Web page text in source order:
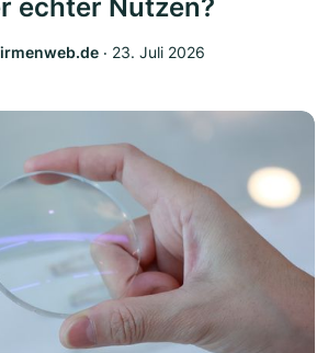
echter Nutzen?
‧ 23. Juli 2026